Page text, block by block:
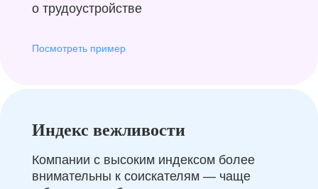
о трудоустройстве
Посмотреть пример
Индекс вежливости
Компании с высоким индексом более
внимательны к соискателям — чаще